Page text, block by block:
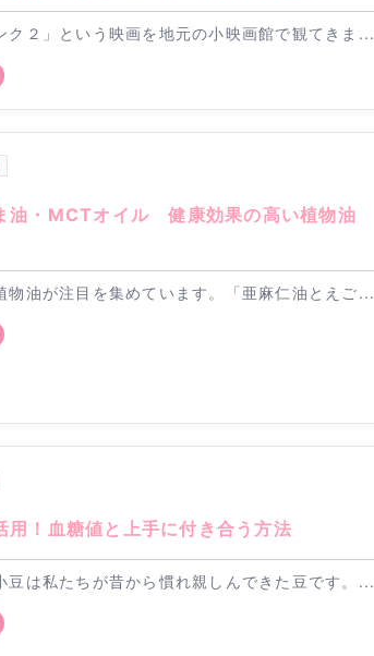
ク２」という映画を地元の小映画館で観てきま...
油・MCTオイル 健康効果の高い植物油
物油が注目を集めています。「亜麻仁油とえご...
用！血糖値と上手に付き合う方法
豆は私たちが昔から慣れ親しんできた豆です。...